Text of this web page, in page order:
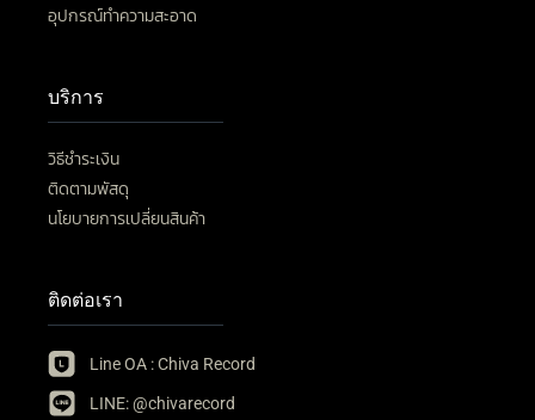
อุปกรณ์ทำความสะอาด
บริการ
วิธีชำระเงิน
ติดตามพัสดุ
นโยบายการเปลี่ยนสินค้า
ติดต่อเรา
Line OA : Chiva Record
LINE: @chivarecord